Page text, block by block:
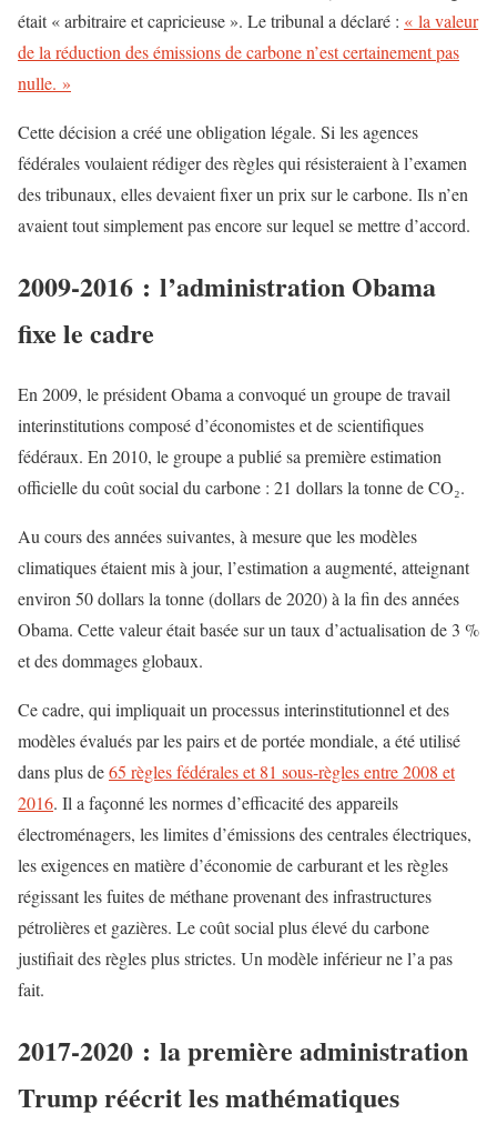
était « arbitraire et capricieuse ». Le tribunal a déclaré : « la valeur
de la réduction des émissions de carbone n’est certainement pas
nulle. »
Cette décision a créé une obligation légale. Si les agences
fédérales voulaient rédiger des règles qui résisteraient à l’examen
des tribunaux, elles devaient fixer un prix sur le carbone. Ils n’en
avaient tout simplement pas encore sur lequel se mettre d’accord.
2009-2016 : l’administration Obama
fixe le cadre
En 2009, le président Obama a convoqué un groupe de travail
interinstitutions composé d’économistes et de scientifiques
fédéraux. En 2010, le groupe a publié sa première estimation
officielle du coût social du carbone : 21 dollars la tonne de CO₂.
Au cours des années suivantes, à mesure que les modèles
climatiques étaient mis à jour, l’estimation a augmenté, atteignant
environ 50 dollars la tonne (dollars de 2020) à la fin des années
Obama. Cette valeur était basée sur un taux d’actualisation de 3 %
et des dommages globaux.
Ce cadre, qui impliquait un processus interinstitutionnel et des
modèles évalués par les pairs et de portée mondiale, a été utilisé
dans plus de65 règles fédérales et 81 sous-règles entre 2008 et
2016. Il a façonné les normes d’efficacité des appareils
électroménagers, les limites d’émissions des centrales électriques,
les exigences en matière d’économie de carburant et les règles
régissant les fuites de méthane provenant des infrastructures
pétrolières et gazières. Le coût social plus élevé du carbone
justifiait des règles plus strictes. Un modèle inférieur ne l’a pas
fait.
2017-2020 : la première administration
Trump réécrit les mathématiques